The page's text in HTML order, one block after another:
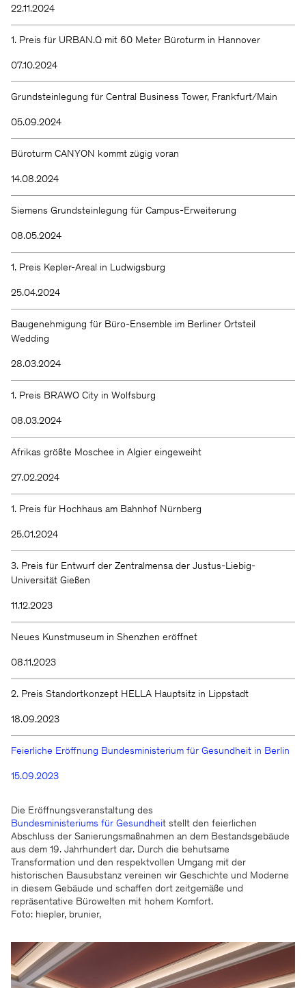
22.11.2024
1. Preis für URBAN.Q mit 60 Meter Büroturm in Hannover
07.10.2024
Grundsteinlegung für Central Business Tower, Frankfurt/Main
05.09.2024
Büroturm CANYON kommt zügig voran
14.08.2024
Siemens Grundsteinlegung für Campus-Erweiterung
08.05.2024
1. Preis Kepler-Areal in Ludwigsburg
25.04.2024
Baugenehmigung für Büro-Ensemble im Berliner Ortsteil
Wedding
28.03.2024
1. Preis BRAWO City in Wolfsburg
08.03.2024
Afrikas größte Moschee in Algier eingeweiht
27.02.2024
1. Preis für Hochhaus am Bahnhof Nürnberg
25.01.2024
3. Preis für Entwurf der Zentralmensa der Justus-Liebig-
Universität Gießen
11.12.2023
Neues Kunstmuseum in Shenzhen eröffnet
08.11.2023
2. Preis Standortkonzept HELLA Hauptsitz in Lippstadt
18.09.2023
Feierliche Eröffnung Bundesministerium für Gesundheit in Berlin
15.09.2023
Die Eröffnungsveranstaltung des
Bundesministeriums für Gesundheit stellt den feierlichen
Abschluss der Sanierungsmaßnahmen an dem Bestandsgebäude
aus dem 19. Jahrhundert dar. Durch die behutsame
Transformation und den respektvollen Umgang mit der
historischen Bausubstanz vereinen wir Geschichte und Moderne
in diesem Gebäude und schaffen dort zeitgemäße und
repräsentative Bürowelten mit hohem Komfort.
Foto: hiepler, brunier,